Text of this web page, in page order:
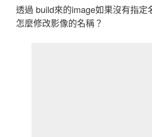
透過 build來的image如果沒有指定
怎麼修改影像的名稱？